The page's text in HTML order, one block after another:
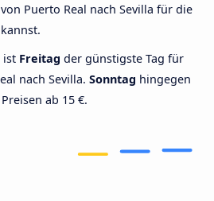
Puerto Real nach Sevilla für die
ist Freitag der günstigste Tag für
nach Sevilla. Sonntag hingegen
ab 15 €.